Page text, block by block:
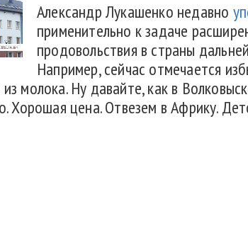
Александр Лукашенко недавно
применительно к задаче
продовольствия в страны
Например, сейчас отмечается
молока. Ну давайте, как в
Хорошая цена. Отвезем в Африку.